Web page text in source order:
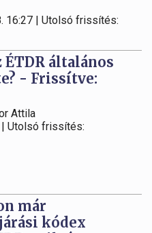
16:27 | Utolsó frissítés:
általános
- Frissítve:
Attila
| Utolsó frissítés:
már
kódex